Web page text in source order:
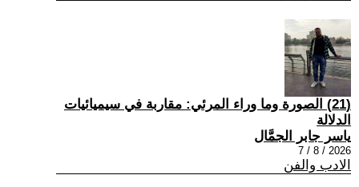
(21) الصورة وما وراء المرئي: مقاربة في سيميائيات
الدلالة
ياسر جابر الجمَّال
2026 / 8 / 7
الادب والفن